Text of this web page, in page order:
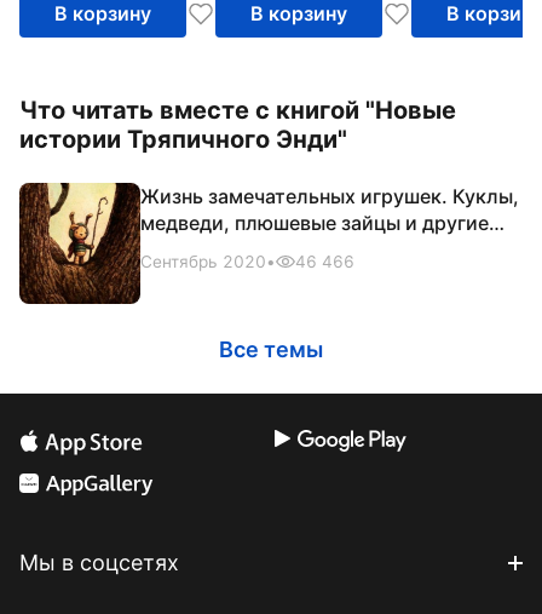
В корзину В корзину В корзину
Что читать вместе с книгой "Новые
истории Тряпичного Энди"
Жизнь замечательных игрушек. Куклы,
медведи, плюшевые зайцы и другие
Сентябрь 2020• 46 466
Все темы
Мы в соцсетях